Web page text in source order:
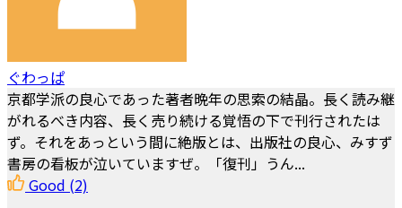
ぐわっぱ
京都学派の良心であった著者晩年の思索の結晶。長く読み継
がれるべき内容、長く売り続ける覚悟の下で刊行されたは
ず。それをあっという間に絶版とは、出版社の良心、みすず
書房の看板が泣いていますぜ。「復刊」うん...
Good (2)